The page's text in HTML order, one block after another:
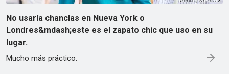
No usaría chanclas en Nueva York o
Londres&mdash;este es el zapato chic que uso en su
lugar.
Mucho más práctico.